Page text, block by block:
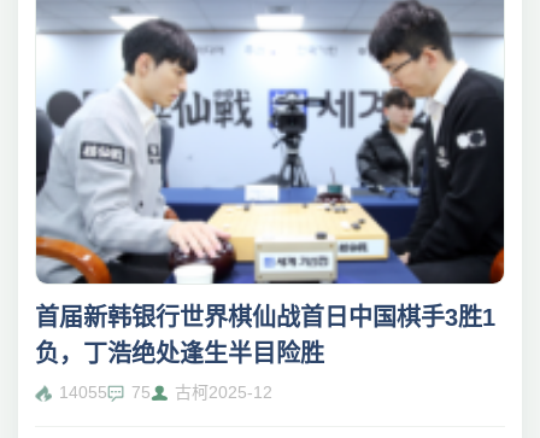
首届新韩银行世界棋仙战首日中国棋手3胜1
负，丁浩绝处逢生半目险胜
14055 75 古柯2025-12